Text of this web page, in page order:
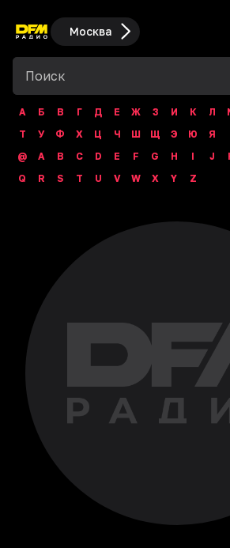
Москва
А Б В Г Д Е Ж З И К Л
Т
У Ф Х Ц Ч Ш Щ Э Ю
Я
@
A B C D E F G H I J
Q
R S T U V W X Y Z